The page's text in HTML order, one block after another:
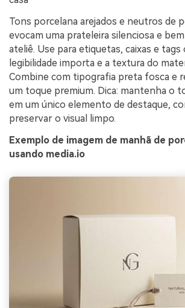
Tons porcelana arejados e neutros de
evocam uma prateleira silenciosa e
ateliê. Use para etiquetas, caixas e tags
legibilidade importa e a textura do
Combine com tipografia preta fosca e
um toque premium. Dica: mantenha o
em um único elemento de destaque,
preservar o visual limpo.
Exemplo de imagem de manhã de
usando media.io